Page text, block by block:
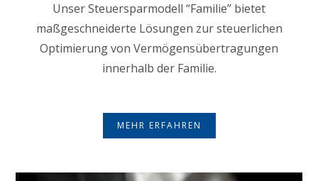
Unser Steuersparmodell “Familie” bietet
maßgeschneiderte Lösungen zur steuerlichen
Optimierung von Vermögensübertragungen
innerhalb der Familie.
MEHR ERFAHREN